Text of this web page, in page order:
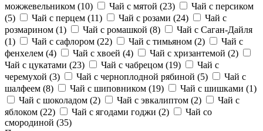
можжевельником (10) Чай с мятой (23)
Чай с персиком
(5) Чай с перцем (11) Чай с розами (24)
Чай с
розмарином (1) Чай с ромашкой (8)
Чай с Саган-Дайля
(1) Чай с сафлором (22) Чай с тимьяном (2)
Чай с
фенхелем (4) Чай с хвоей (4) Чай с хризантемой (2)
Чай с цукатами (23) Чай с чабрецом (19)
Чай с
черемухой (3) Чай с черноплодной рябиной (5)
Чай с
шалфеем (8) Чай с шиповником (19) Чай с шишками (1)
Чай с шоколадом (2) Чай с эвкалиптом (2)
Чай с
яблоком (22) Чай с ягодами годжи (2)
Чай со
смородиной (35)